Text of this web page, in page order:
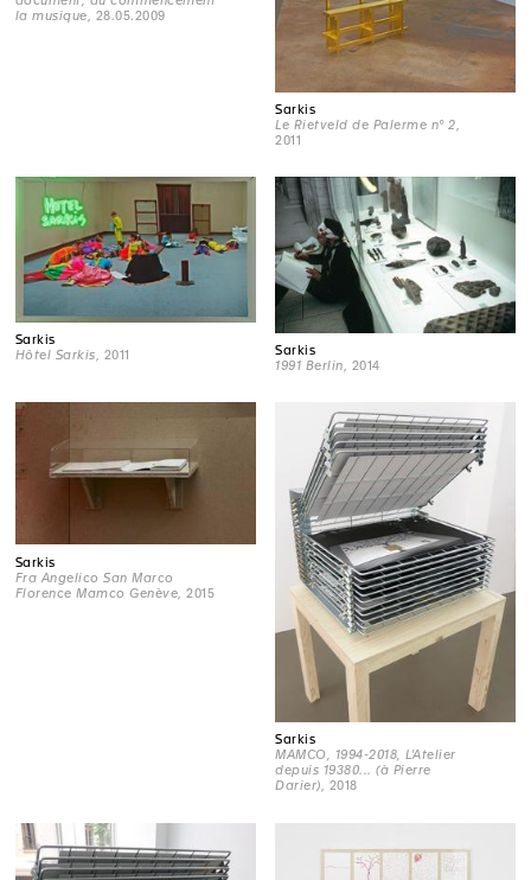
la musique , 28.05.2009
Sarkis
Le Rietveld de Palerme n° 2
2011
Sarkis
Hôtel Sarkis , 2011
Sarkis
1991 Berlin , 2014
Sarkis
Fra Angelico San Marco
Florence Mamco Genève , 2015
Sarkis
MAMCO, 1994-2018, L'Atelier
depuis 19380... (à Pierre
Darier), 2018